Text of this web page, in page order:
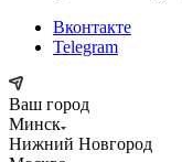
Вконтакте
Telegram
Ваш город
Минск
Нижний Новгород